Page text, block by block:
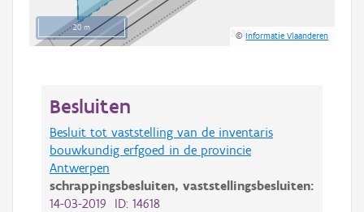
20 m
©Informatie Vlaanderen
Besluiten
Besluit tot vaststelling van de inventaris
bouwkundig erfgoed in de provincie
Antwerpen
schrappingsbesluiten, vaststellingsbesluiten:
14-03-2019 ID: 14618